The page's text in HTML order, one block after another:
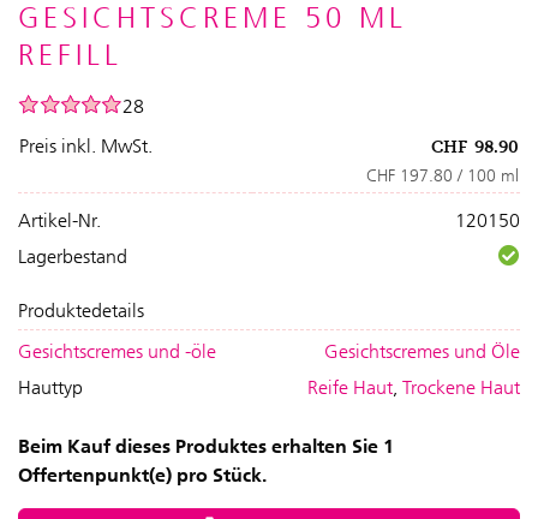
GESICHTSCREME 50 ML
REFILL
28
Preis inkl. MwSt.
CHF 98.90
CHF 197.80 / 100 ml
Artikel-Nr.
120150
Lagerbestand
Produktedetails
Gesichtscremes und -öle
Gesichtscremes und Öle
Hauttyp
Reife Haut, Trockene Haut
Beim Kauf dieses Produktes erhalten Sie 1
Offertenpunkt(e) pro Stück.